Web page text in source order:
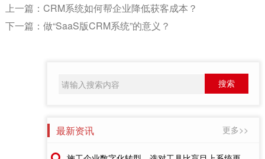
上一篇： CRM系统如何帮企业降低获客成本？
下一篇： 做“SaaS版CRM系统”的意义？
最新资讯 更多>>